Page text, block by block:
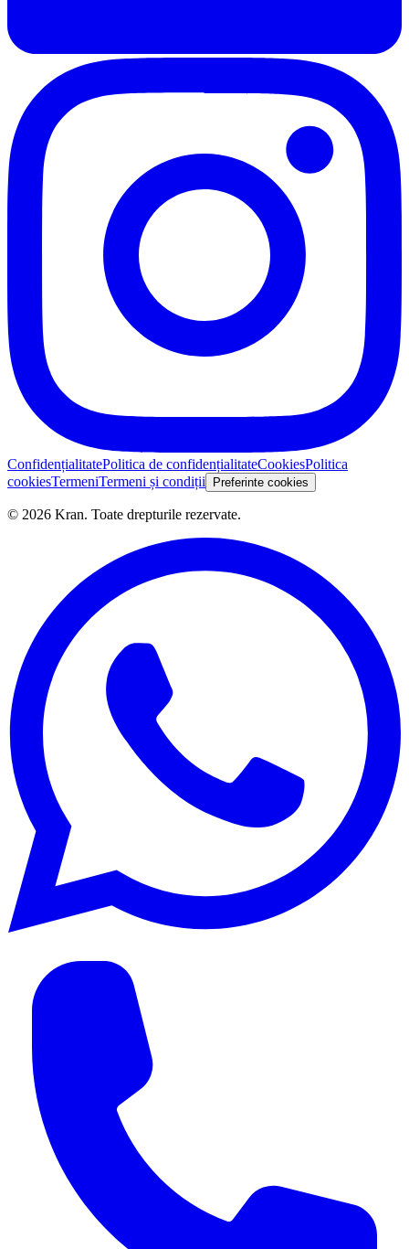
ConfidențialitatePolitica de confidențialitateCookiesPolitica
cookiesTermeniTermeni și condiții Preferinte cookies
© 2026 Kran. Toate drepturile rezervate.